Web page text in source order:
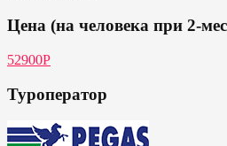
Цена (на человека при 2-
52900Р
Туроператор